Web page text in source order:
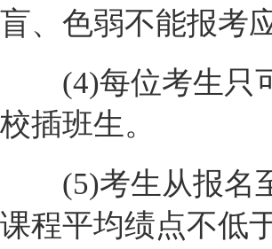
盲、色弱不能报考
(4)每位考生只可
校插班生。
(5)考生从报名至
课程平均绩点不低